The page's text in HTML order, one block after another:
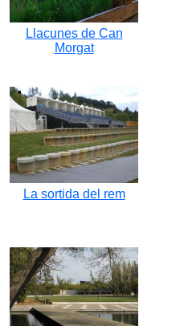
Llacunes de Can
Morgat
La sortida del rem